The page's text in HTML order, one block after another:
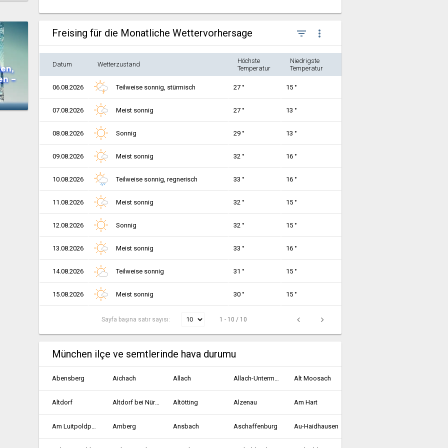
–
Freising für die Monatliche Wettervorhersage filter_list more_vert
Datum Wetterzustand
Höchste
Temperatur
Niedrigste
Temperatur
06.08.2026 Teilweise sonnig, stürmisch 27 ° 15 °
07.08.2026 Meist sonnig 27 ° 13 °
08.08.2026 Sonnig 29 ° 13 °
09.08.2026 Meist sonnig 32 ° 16 °
10.08.2026 Teilweise sonnig, regnerisch 33 ° 16 °
11.08.2026 Meist sonnig 32 ° 15 °
12.08.2026 Sonnig 32 ° 15 °
13.08.2026 Meist sonnig 33 ° 16 °
14.08.2026 Teilweise sonnig 31 ° 15 °
15.08.2026 Meist sonnig 30 ° 15 °
Sayfa başına satır sayısı: 1 - 10 / 10
München ilçe ve semtlerinde hava durumu
Abensberg Aichach Allach Allach-Untermenzing Alt Moosach
Altdorf Altdorf bei Nürnberg Altötting Alzenau Am Hart
Am Luitpoldpark Amberg Ansbach Aschaffenburg Au-Haidhausen